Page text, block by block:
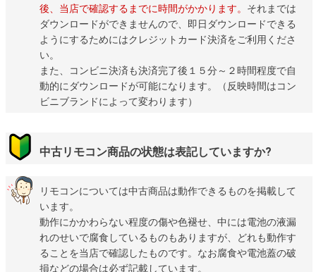
後、当店で確認するまでに時間がかかります。 それまでは
ダウンロードができませんので、即日ダウンロードできる
ようにするためにはクレジットカード決済をご利用くださ
い。
また、コンビニ決済も決済完了後１５分～２時間程度で自
動的にダウンロードが可能になります。（反映時間はコン
ビニブランドによって変わります）
中古リモコン商品の状態は表記していますか?
リモコンについては中古商品は動作できるものを掲載して
います。
動作にかかわらない程度の傷や色褪せ、中には電池の液漏
れのせいで腐食しているものもありますが、どれも動作す
ることを当店で確認したものです。なお腐食や電池蓋の破
損などの場合は必ず記載しています。